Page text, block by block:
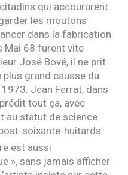
qui accoururent
les moutons
dans la fabrication
Mai 68 furent vite
José Bové, il ne prit
grand causse du
Jean Ferrat, dans
tout ça, avec
au statut de science
soixante-huitards.
est aussi
», sans jamais afficher